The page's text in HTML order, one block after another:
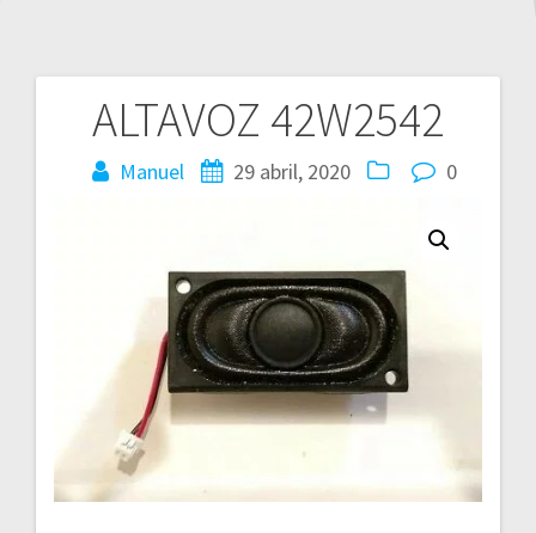
ALTAVOZ 42W2542
Manuel 29 abril, 2020 0
Navegación